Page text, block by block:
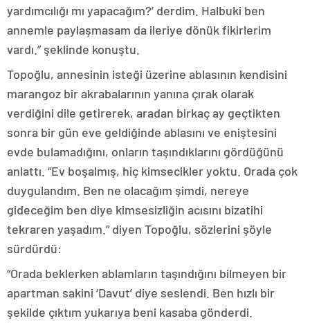
yardımcılığı mı yapacağım?’ derdim. Halbuki ben
annemle paylaşmasam da ileriye dönük fikirlerim
vardı.” şeklinde konuştu.
Topoğlu, annesinin isteği üzerine ablasının kendisini
marangoz bir akrabalarının yanına çırak olarak
verdiğini dile getirerek, aradan birkaç ay geçtikten
sonra bir gün eve geldiğinde ablasını ve eniştesini
evde bulamadığını, onların taşındıklarını gördüğünü
anlattı. “Ev boşalmış, hiç kimsecikler yoktu. Orada çok
duygulandım. Ben ne olacağım şimdi, nereye
gideceğim ben diye kimsesizliğin acısını bizatihi
tekraren yaşadım.” diyen Topoğlu, sözlerini şöyle
sürdürdü:
“Orada beklerken ablamların taşındığını bilmeyen bir
apartman sakini ‘Davut’ diye seslendi. Ben hızlı bir
şekilde çıktım yukarıya beni kasaba gönderdi.